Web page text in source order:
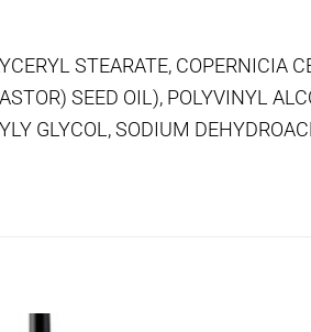
STEARATE, COPERNICIA
SEED OIL), POLYVINYL
GLYCOL, SODIUM